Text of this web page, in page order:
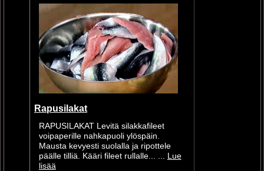
Rapusilakat
RAPUSILAKAT Levitä silakkafileet
voipaperille nahkapuoli ylöspäin.
Mausta kevyesti suolalla ja ripottele
päälle tilliä. Kääri fileet rullalle... ...
Lue
lisää